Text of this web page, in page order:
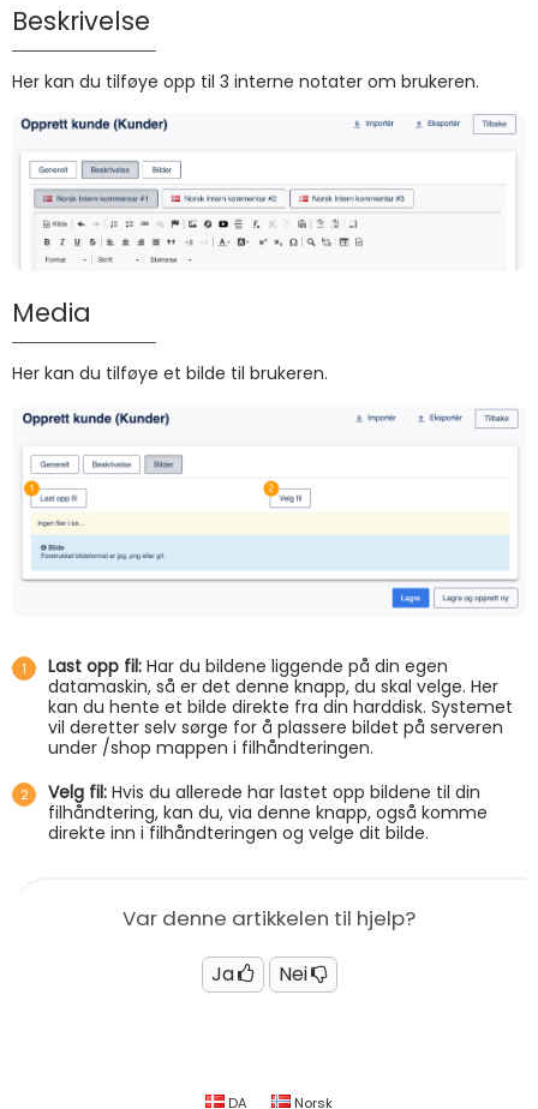
Beskrivelse
Her kan du tilføye opp til 3 interne notater om brukeren.
Media
Her kan du tilføye et bilde til brukeren.
Last opp fil: Har du bildene liggende på din egen
datamaskin, så er det denne knapp, du skal velge. Her
kan du hente et bilde direkte fra din harddisk. Systemet
vil deretter selv sørge for å plassere bildet på serveren
under /shop mappen i filhåndteringen.
Velg fil: Hvis du allerede har lastet opp bildene til din
filhåndtering, kan du, via denne knapp, også komme
direkte inn i filhåndteringen og velge dit bilde.
Var denne artikkelen til hjelp?
Ja Nei
DA Norsk